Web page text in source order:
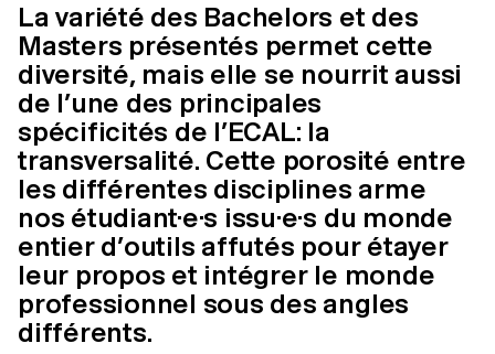
La variété des Bachelors et des
Masters présentés permet cette
diversité, mais elle se nourrit aussi
de l’une des principales
spécificités de l’ECAL: la
transversalité. Cette porosité entre
les différentes disciplines arme
nos étudiant·e·s issu·e·s du monde
entier d’outils affutés pour étayer
leur propos et intégrer le monde
professionnel sous des angles
différents.